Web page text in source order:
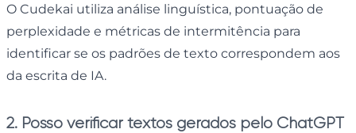
O Cudekai utiliza análise linguística, pontuação de
perplexidade e métricas de intermitência para
identificar se os padrões de texto correspondem aos
da escrita de IA.
2. Posso verificar textos gerados pelo ChatGPT